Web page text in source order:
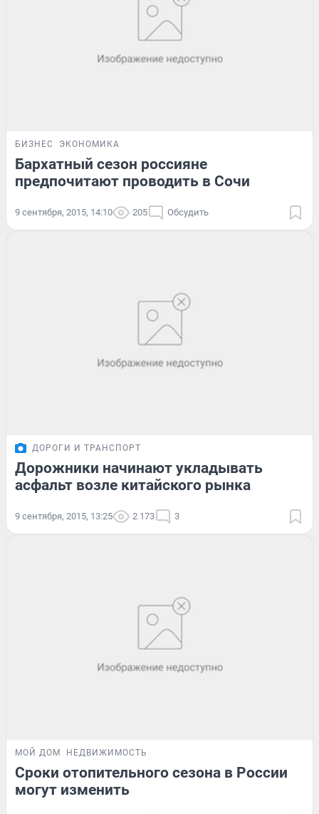
БИЗНЕС ЭКОНОМИКА
Бархатный сезон россияне
предпочитают проводить в Сочи
9 сентября, 2015, 14:10 205 Обсудить
ДОРОГИ И ТРАНСПОРТ
Дорожники начинают укладывать
асфальт возле китайского рынка
9 сентября, 2015, 13:25 2 173 3
МОЙ ДОМ НЕДВИЖИМОСТЬ
Сроки отопительного сезона в России
могут изменить